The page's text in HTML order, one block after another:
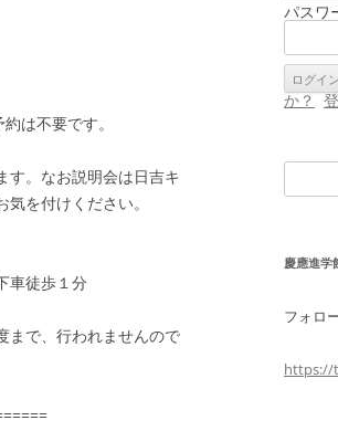
は不要です。
す。なお説明会は日吉キ
を付けください。
徒歩１分
まで、行われませんので
パスワ
か？
索:
慶應進学
フォロ
https://